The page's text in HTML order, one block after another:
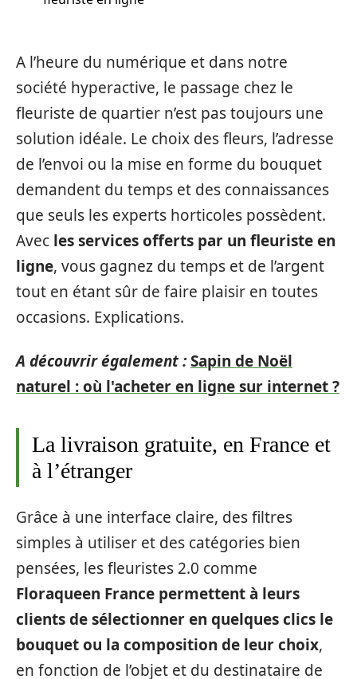
A l’heure du numérique et dans notre
société hyperactive, le passage chez le
fleuriste de quartier n’est pas toujours une
solution idéale. Le choix des fleurs, l’adresse
de l’envoi ou la mise en forme du bouquet
demandent du temps et des connaissances
que seuls les experts horticoles possèdent.
Avec les services offerts par un fleuriste en
ligne, vous gagnez du temps et de l’argent
tout en étant sûr de faire plaisir en toutes
occasions. Explications.
A découvrir également :Sapin de Noël
naturel : où l'acheter en ligne sur internet ?
La livraison gratuite, en France et
à l’étranger
Grâce à une interface claire, des filtres
simples à utiliser et des catégories bien
pensées, les fleuristes 2.0 comme
Floraqueen France permettent à leurs
clients de sélectionner en quelques clics le
bouquet ou la composition de leur choix,
en fonction de l’objet et du destinataire de